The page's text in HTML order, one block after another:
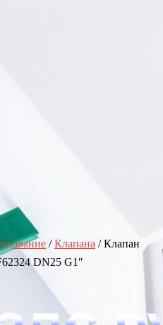
/Клапана / Клапан
DN25 G1″